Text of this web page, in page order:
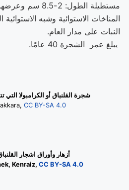
المناخات الاستوائية وشبه الاستوائية
النبات على مدار العام.
يبلغ عمر الشجرة 40 عامًا.
شجرة القلنباق أو الكرامبولا التي
CC BY-SA 4.0
أزهار وأوراق اشجار
Kenraiz, CC BY-SA 4.0